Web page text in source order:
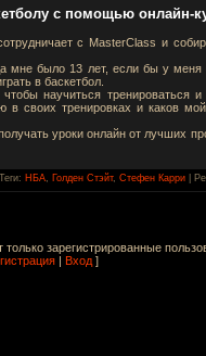
с помощью онлайн-
с MasterClass и
мне было 13 лет, если бы у меня
в баскетбол.
научиться тренироваться
в своих тренировках и каков
уроки онлайн от лучших
Теги: НБА Голден Стэйт, Стефен Карри
зарегистрированные
| Вход]